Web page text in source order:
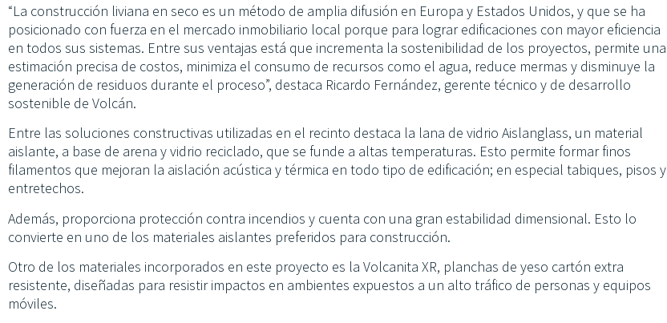
“La construcción liviana en seco es un método de amplia difusión en Europa y Estados Unidos, y que se ha
posicionado con fuerza en el mercado inmobiliario local porque para lograr edificaciones con mayor eficiencia
en todos sus sistemas. Entre sus ventajas está que incrementa la sostenibilidad de los proyectos, permite una
estimación precisa de costos, minimiza el consumo de recursos como el agua, reduce mermas y disminuye la
generación de residuos durante el proceso”, destaca Ricardo Fernández, gerente técnico y de desarrollo
sostenible de Volcán.
Entre las soluciones constructivas utilizadas en el recinto destaca la lana de vidrio Aislanglass, un material
aislante, a base de arena y vidrio reciclado, que se funde a altas temperaturas. Esto permite formar finos
filamentos que mejoran la aislación acústica y térmica en todo tipo de edificación; en especial tabiques, pisos y
entretechos.
Además, proporciona protección contra incendios y cuenta con una gran estabilidad dimensional. Esto lo
convierte en uno de los materiales aislantes preferidos para construcción.
Otro de los materiales incorporados en este proyecto es la Volcanita XR, planchas de yeso cartón extra
resistente, diseñadas para resistir impactos en ambientes expuestos a un alto tráfico de personas y equipos
móviles.